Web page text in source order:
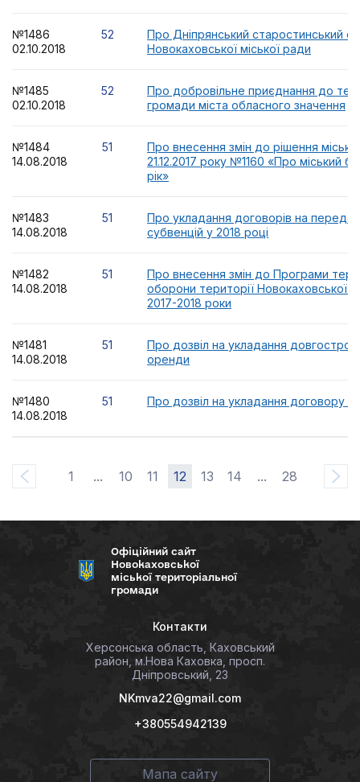
№1486
02.10.2018
52
Про Дніпрянський старостинський
Новокаховської міської ради
№1485
02.10.2018
52
Про добровільне приєднання до
громади міста обласного значення
№1484
14.08.2018
51
Про внесення змін до рішення
21.12.2017 року №1160 «Про міський
рік»
№1483
14.08.2018
51
Про укладання договорів на
субвенцій у 2018 році
№1482
14.08.2018
51
Про внесення змін до Програми
оборони території Новокаховської
2017-2018 роки
№1481
14.08.2018
51
Про дозвіл на укладання
оренди
№1480
14.08.2018
51 Про дозвіл на укладання договору
1 ... 10 11 12 13 14 ... 28
Офіційний сайт
Новокаховської
міської територіальної
громади
Контакти
Херсонська область, Каховський
район, м.Нова Каховка, просп.
Дніпровський, 23
NKmva22@gmail.com
+380554942139
Мапа сайту